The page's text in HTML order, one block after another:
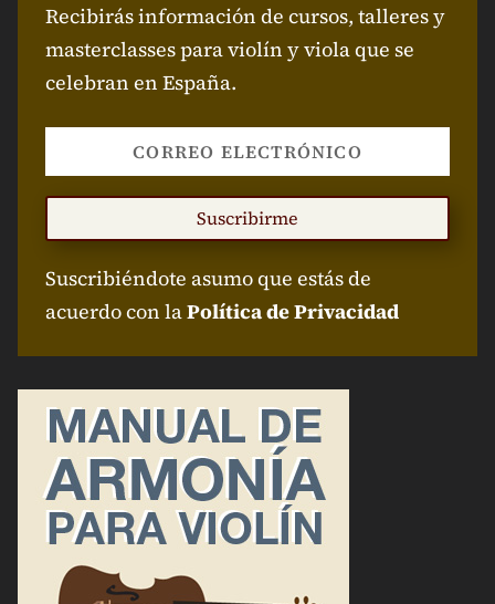
Recibirás información de cursos, talleres y
masterclasses para violín y viola que se
celebran en España.
Suscribirme
Suscribiéndote asumo que estás de
acuerdo con laPolítica de Privacidad